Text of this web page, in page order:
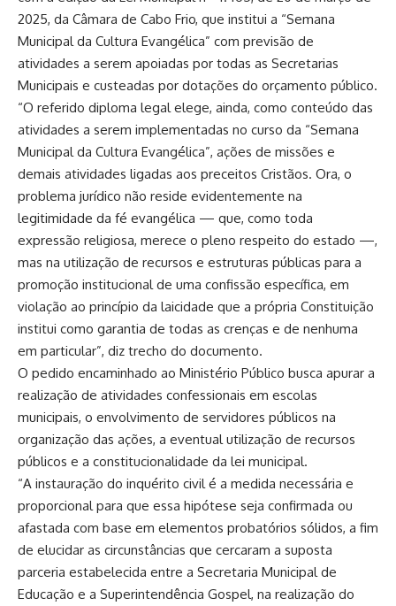
2025, da Câmara de Cabo Frio, que institui a “Semana
Municipal da Cultura Evangélica” com previsão de
atividades a serem apoiadas por todas as Secretarias
Municipais e custeadas por dotações do orçamento público.
“O referido diploma legal elege, ainda, como conteúdo das
atividades a serem implementadas no curso da “Semana
Municipal da Cultura Evangélica”, ações de missões e
demais atividades ligadas aos preceitos Cristãos. Ora, o
problema jurídico não reside evidentemente na
legitimidade da fé evangélica — que, como toda
expressão religiosa, merece o pleno respeito do estado —,
mas na utilização de recursos e estruturas públicas para a
promoção institucional de uma confissão específica, em
violação ao princípio da laicidade que a própria Constituição
institui como garantia de todas as crenças e de nenhuma
em particular”, diz trecho do documento.
O pedido encaminhado ao Ministério Público busca apurar a
realização de atividades confessionais em escolas
municipais, o envolvimento de servidores públicos na
organização das ações, a eventual utilização de recursos
públicos e a constitucionalidade da lei municipal.
“A instauração do inquérito civil é a medida necessária e
proporcional para que essa hipótese seja confirmada ou
afastada com base em elementos probatórios sólidos, a fim
de elucidar as circunstâncias que cercaram a suposta
parceria estabelecida entre a Secretaria Municipal de
Educação e a Superintendência Gospel, na realização do